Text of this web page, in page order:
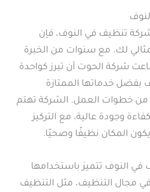
تنظيف في النوف، فإن
لك. مع سنوات من الخبرة
شركة الحوت أن تبرز كواحدة
بفضل خدماتها الممتازة
من خطوات العمل. الشركة تهتم
وجودة عالية، مع التركيز
المكان نظيفًا وصحيًا.
النوف تتميز باستخدامها
في مجال التنظيف، مثل التنظيف